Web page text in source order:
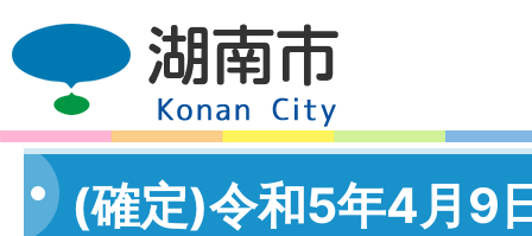
(確定)令和5年4月9